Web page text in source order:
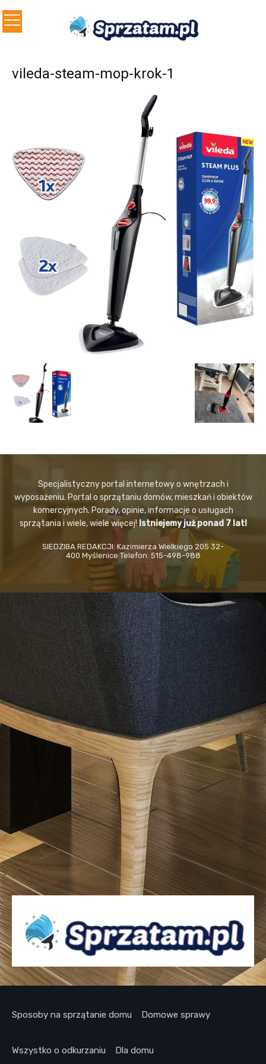
vileda-steam-mop-krok-1
Specjalistyczny portal internetowy o wnętrzach i
wyposażeniu. Portal o sprzątaniu domów, mieszkań i obiektów
komercyjnych. Porady, opinie, informacje o usługach
sprzątania i wiele, wiele więcej!Istniejemy już ponad 7 lat!
SIEDZIBA REDAKCJI: Kazimierza Wielkiego 205 32-
400 Myślenice Telefon: 515-498-988
Sposoby na sprzątanie domu Domowe sprawy
Wszystko o odkurzaniu Dla domu